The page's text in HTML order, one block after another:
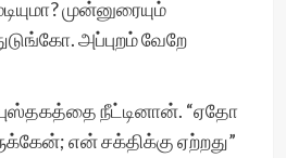
முன்னுரையும்
அப்புறம் வேறே
புஸ்தகத்தை நீட்டினான். “ஏதோ
என் சக்திக்கு ஏற்றது”